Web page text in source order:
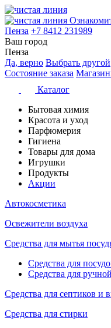
Пенза +7 8412 231989
Ваш город
Пенза
Да, верно Выбрать другой
Состояние заказа
Каталог
Бытовая химия
Красота и уход
Парфюмерия
Гигиена
Товары для дома
Игрушки
Продукты
Акции
Автокосметика
Освежители воздуха
Средства для мытья
Средства для
Средства для
Средства для септиков и
Средства для стирки